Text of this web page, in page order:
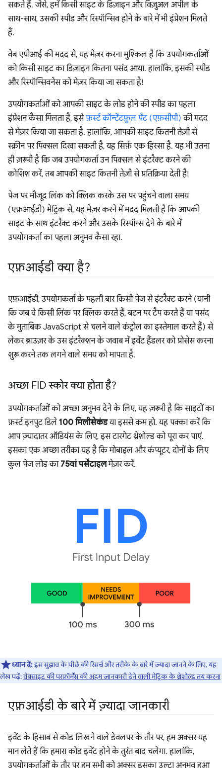
सकते हैं. जैसे, हमें किसी साइट के डिज़ाइन और विज़ुअल अपील के
साथ-साथ, उसकी स्पीड और रिस्पॉन्सिव होने के बारे में भी इंप्रेशन मिलते
हैं.
वेब एपीआई की मदद से, यह मेज़र करना मुश्किल है कि उपयोगकर्ताओं
को किसी साइट का डिज़ाइन कितना पसंद आया. हालांकि, इसकी स्पीड
और रिस्पॉन्सिवनेस को मेज़र किया जा सकता है!
उपयोगकर्ताओं को आपकी साइट के लोड होने की स्पीड का पहला
इंप्रेशन कैसा मिलता है, इसेफ़र्स्ट कॉन्टेंटफ़ुल पेंट (एफ़सीपी) की मदद
से मेज़र किया जा सकता है. हालांकि, आपकी साइट कितनी तेज़ी से
स्क्रीन पर पिक्सल दिखा सकती है, यह सिर्फ़ एक हिस्सा है. यह भी उतना
ही ज़रूरी है कि जब उपयोगकर्ता उन पिक्सल से इंटरैक्ट करने की
कोशिश करें, तब आपकी साइट कितनी तेज़ी से प्रतिक्रिया देती है!
पेज पर मौजूद लिंक को क्लिक करके उस पर पहुंचने वाला समय
(एफ़आईडी) मेट्रिक से, यह मेज़र करने में मदद मिलती है कि आपकी
साइट के साथ इंटरैक्ट करने और उसके रिस्पॉन्स देने के बारे में
उपयोगकर्ता का पहला अनुभव कैसा रहा.
एफ़आईडी क्या है?
एफ़आईडी, उपयोगकर्ता के पहली बार किसी पेज से इंटरैक्ट करने (यानी
कि जब वे किसी लिंक पर क्लिक करते हैं, बटन पर टैप करते हैं या पसंद
के मुताबिक JavaScript से चलने वाले कंट्रोल का इस्तेमाल करते हैं) से
लेकर ब्राउज़र के उस इंटरैक्शन के जवाब में इवेंट हैंडलर को प्रोसेस करना
शुरू करने तक लगने वाले समय को मापता है.
अच्छा FID स्कोर क्या होता है?
उपयोगकर्ताओं को अच्छा अनुभव देने के लिए, यह ज़रूरी है कि साइटों का
फ़र्स्ट इनपुट डिले 100 मिलीसेकंडया इससे कम हो. यह पक्का करें कि
आप ज़्यादातर ऑडियंस के लिए, इस टारगेट थ्रेशोल्ड को पूरा कर पाएं.
इसका एक अच्छा तरीका यह है कि मोबाइल और कंप्यूटर, दोनों के लिए
कुल पेज लोड का 75वां पर्सेंटाइलमेज़र करें.
ध्यान दें:इस सुझाव के पीछे की रिसर्च और तरीके के बारे में ज़्यादा जानने के लिए, यह
लेख पढ़ें:वेबसाइट की परफ़ॉर्मेंस की अहम जानकारी देने वाली मेट्रिक के थ्रेशोल्ड तय करना
एफ़आईडी के बारे में ज़्यादा जानकारी
इवेंट के हिसाब से कोड लिखने वाले डेवलपर के तौर पर, हम अक्सर यह
मान लेते हैं कि हमारा कोड इवेंट होने के तुरंत बाद चलेगा. हालांकि,
उपयोगकर्ताओं के तौर पर हम सभी को अक्सर इसका उल्टा अनुभव हुआ